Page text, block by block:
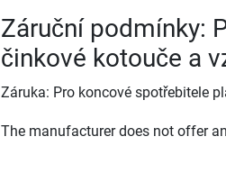
Záruční podmínky:
činkové kotouče a
Záruka: Pro koncové spotřebitele
The manufacturer does not offer